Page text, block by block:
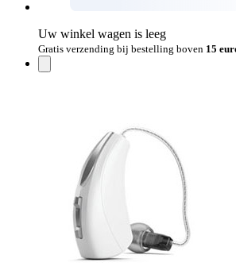
Uw winkel wagen is leeg
Gratis verzending bij bestelling boven 15